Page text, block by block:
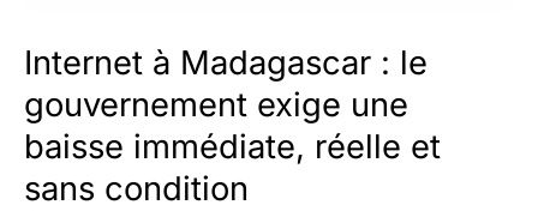
Internet à Madagascar : le
gouvernement exige une
baisse immédiate, réelle et
sans condition